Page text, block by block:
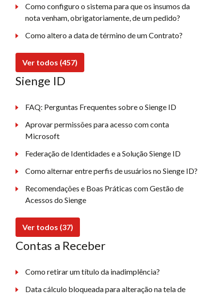
Como configuro o sistema para que os insumos da
nota venham, obrigatoriamente, de um pedido?
Como altero a data de término de um Contrato?
Ver todos (457)
Sienge ID
FAQ: Perguntas Frequentes sobre o Sienge ID
Aprovar permissões para acesso com conta
Microsoft
Federação de Identidades e a Solução Sienge ID
Como alternar entre perfis de usuários no Sienge ID?
Recomendações e Boas Práticas com Gestão de
Acessos do Sienge
Ver todos (37)
Contas a Receber
Como retirar um título da inadimplência?
Data cálculo bloqueada para alteração na tela de